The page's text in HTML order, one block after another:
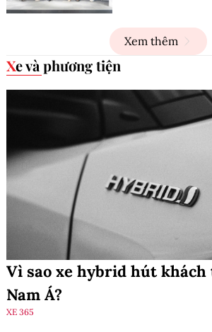
Xem thêm
Xe và phương tiện
Vì sao xe hybrid hút
Nam Á?
XE 365